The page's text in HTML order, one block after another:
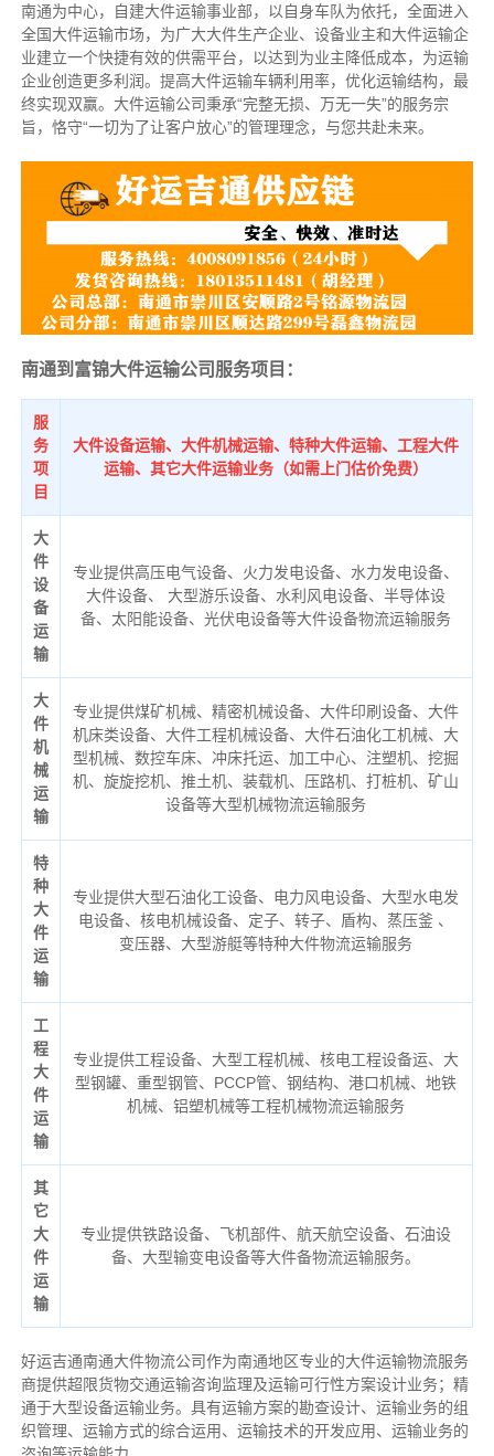
南通为中心，自建大件运输事业部，以自身车队为依托，全面进入
全国大件运输市场，为广大大件生产企业、设备业主和大件运输企
业建立一个快捷有效的供需平台，以达到为业主降低成本，为运输
企业创造更多利润。提高大件运输车辆利用率，优化运输结构，最
终实现双赢。大件运输公司秉承“完整无损、万无一失”的服务宗
旨，恪守“一切为了让客户放心”的管理理念，与您共赴未来。
南通到富锦大件运输公司服务项目：
服
务
项
目
大件设备运输、大件机械运输、特种大件运输、工程大件
运输、其它大件运输业务（如需上门估价免费）
大
件
设
备
运
输
专业提供高压电气设备、火力发电设备、水力发电设备、
大件设备、 大型游乐设备、水利风电设备、半导体设
备、太阳能设备、光伏电设备等大件设备物流运输服务
大
件
机
械
运
输
专业提供煤矿机械、精密机械设备、大件印刷设备、大件
机床类设备、大件工程机械设备、大件石油化工机械、大
型机械、数控车床、冲床托运、加工中心、注塑机、挖掘
机、旋旋挖机、推土机、装载机、压路机、打桩机、矿山
设备等大型机械物流运输服务
特
种
大
件
运
输
专业提供大型石油化工设备、电力风电设备、大型水电发
电设备、核电机械设备、定子、转子、盾构、蒸压釜 、
变压器、大型游艇等特种大件物流运输服务
工
程
大
件
运
输
专业提供工程设备、大型工程机械、核电工程设备运、大
型钢罐、重型钢管、PCCP管、钢结构、港口机械、地铁
机械、铝塑机械等工程机械物流运输服务
其
它
大
件
运
输
专业提供铁路设备、飞机部件、航天航空设备、石油设
备、大型输变电设备等大件备物流运输服务。
好运吉通南通大件物流公司作为南通地区专业的大件运输物流服务
商提供超限货物交通运输咨询监理及运输可行性方案设计业务；精
通于大型设备运输业务。具有运输方案的勘查设计、运输业务的组
织管理、运输方式的综合运用、运输技术的开发应用、运输业务的